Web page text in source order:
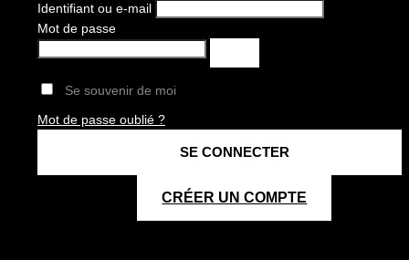
Identifiant ou e-mail
Mot de passe
Se souvenir de moi
Mot de passe oublié ?
CRÉER UN COMPTE